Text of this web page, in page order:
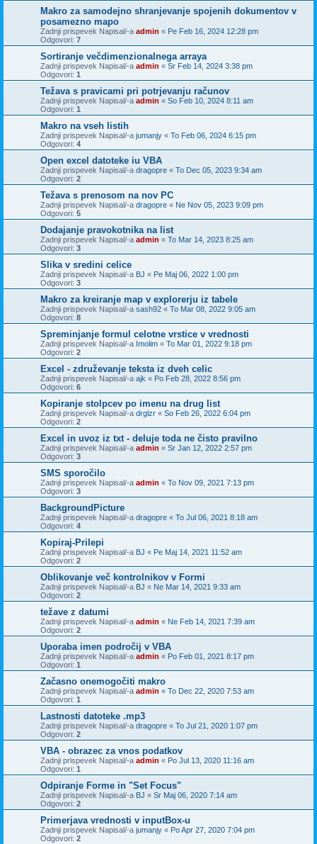
Makro za samodejno shranjevanje spojenih dokumentov v
posamezno mapo
Zadnji prispevek Napisal/-a admin « Pe Feb 16, 2024 12:28 pm
Odgovori: 7
Sortiranje večdimenzionalnega arraya
Zadnji prispevek Napisal/-a admin « Sr Feb 14, 2024 3:38 pm
Odgovori: 1
Težava s pravicami pri potrjevanju računov
Zadnji prispevek Napisal/-a admin « So Feb 10, 2024 8:11 am
Odgovori: 1
Makro na vseh listih
Zadnji prispevek Napisal/-a jumanjy « To Feb 06, 2024 6:15 pm
Odgovori: 4
Open excel datoteke iu VBA
Zadnji prispevek Napisal/-a dragopre « To Dec 05, 2023 9:34 am
Odgovori: 2
Težava s prenosom na nov PC
Zadnji prispevek Napisal/-a dragopre « Ne Nov 05, 2023 9:09 pm
Odgovori: 5
Dodajanje pravokotnika na list
Zadnji prispevek Napisal/-a admin « To Mar 14, 2023 8:25 am
Odgovori: 3
Slika v sredini celice
Zadnji prispevek Napisal/-a BJ « Pe Maj 06, 2022 1:00 pm
Odgovori: 3
Makro za kreiranje map v explorerju iz tabele
Zadnji prispevek Napisal/-a sash92 « To Mar 08, 2022 9:05 am
Odgovori: 8
Spreminjanje formul celotne vrstice v vrednosti
Zadnji prispevek Napisal/-a Imolim « To Mar 01, 2022 9:18 pm
Odgovori: 2
Excel - združevanje teksta iz dveh celic
Zadnji prispevek Napisal/-a ajk « Po Feb 28, 2022 8:56 pm
Odgovori: 6
Kopiranje stolpcev po imenu na drug list
Zadnji prispevek Napisal/-a drglzr « So Feb 26, 2022 6:04 pm
Odgovori: 2
Excel in uvoz iz txt - deluje toda ne čisto pravilno
Zadnji prispevek Napisal/-a admin « Sr Jan 12, 2022 2:57 pm
Odgovori: 3
SMS sporočilo
Zadnji prispevek Napisal/-a admin « To Nov 09, 2021 7:13 pm
Odgovori: 3
BackgroundPicture
Zadnji prispevek Napisal/-a dragopre « To Jul 06, 2021 8:18 am
Odgovori: 4
Kopiraj-Prilepi
Zadnji prispevek Napisal/-a BJ « Pe Maj 14, 2021 11:52 am
Odgovori: 2
Oblikovanje več kontrolnikov v Formi
Zadnji prispevek Napisal/-a BJ « Ne Mar 14, 2021 9:33 am
Odgovori: 2
težave z datumi
Zadnji prispevek Napisal/-a admin « Ne Feb 14, 2021 7:39 am
Odgovori: 2
Uporaba imen področij v VBA
Zadnji prispevek Napisal/-a admin « Po Feb 01, 2021 8:17 pm
Odgovori: 1
Začasno onemogočiti makro
Zadnji prispevek Napisal/-a admin « To Dec 22, 2020 7:53 am
Odgovori: 1
Lastnosti datoteke .mp3
Zadnji prispevek Napisal/-a dragopre « To Jul 21, 2020 1:07 pm
Odgovori: 2
VBA - obrazec za vnos podatkov
Zadnji prispevek Napisal/-a admin « Po Jul 13, 2020 11:16 am
Odgovori: 1
Odpiranje Forme in "Set Focus"
Zadnji prispevek Napisal/-a BJ « Sr Maj 06, 2020 7:14 am
Odgovori: 2
Primerjava vrednosti v inputBox-u
Zadnji prispevek Napisal/-a jumanjy « Po Apr 27, 2020 7:04 pm
Odgovori: 2